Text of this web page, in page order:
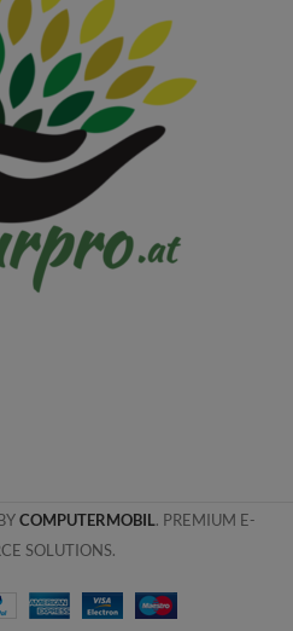
COMPUTERMOBIL. PREMIUM E-
SOLUTIONS.